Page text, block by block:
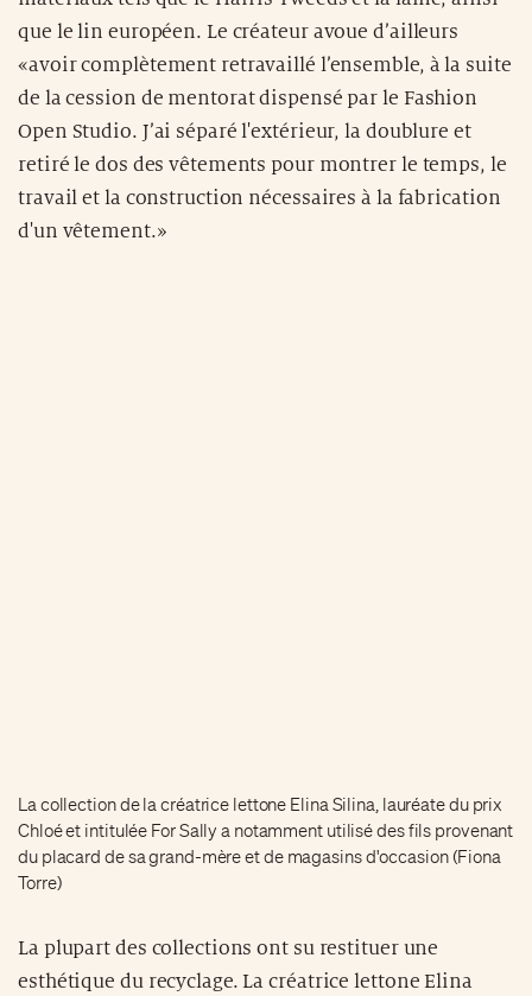
que le lin européen. Le créateur avoue d’ailleurs
«avoir complètement retravaillé l’ensemble, à la suite
de la cession de mentorat dispensé par le Fashion
Open Studio. J’ai séparé l'extérieur, la doublure et
retiré le dos des vêtements pour montrer le temps, le
travail et la construction nécessaires à la fabrication
d'un vêtement.»
La collection de la créatrice lettone Elina Silina, lauréate du prix
Chloé et intitulée For Sally a notamment utilisé des fils provenant
du placard de sa grand-mère et de magasins d'occasion (Fiona
Torre)
La plupart des collections ont su restituer une
esthétique du recyclage. La créatrice lettone Elina